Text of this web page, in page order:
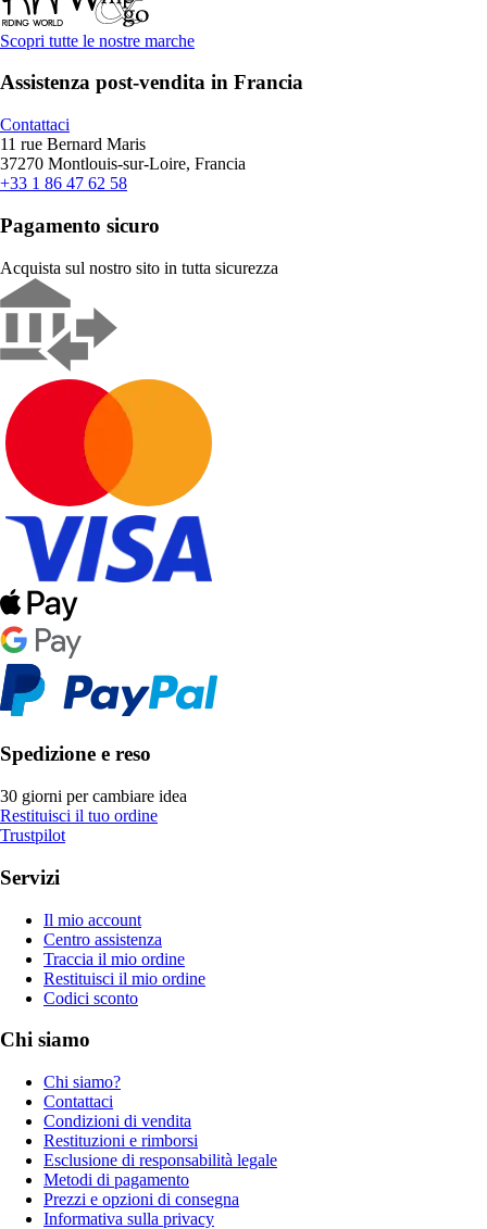
Scopri tutte le nostre marche
Assistenza post-vendita in Francia
Contattaci
11 rue Bernard Maris
37270 Montlouis-sur-Loire, Francia
+33 1 86 47 62 58
Pagamento sicuro
Acquista sul nostro sito in tutta sicurezza
Spedizione e reso
30 giorni per cambiare idea
Restituisci il tuo ordine
Trustpilot
Servizi
Il mio account
Centro assistenza
Traccia il mio ordine
Restituisci il mio ordine
Codici sconto
Chi siamo
Chi siamo?
Contattaci
Condizioni di vendita
Restituzioni e rimborsi
Esclusione di responsabilità legale
Metodi di pagamento
Prezzi e opzioni di consegna
Informativa sulla privacy